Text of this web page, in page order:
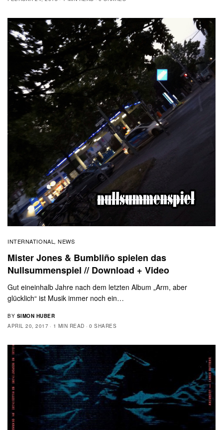
INTERNATIONAL ,NEWS
Mister Jones & Bumbliño spielen das
Nullsummenspiel // Download + Video
Gut eineinhalb Jahre nach dem letzten Album „Arm, aber
glücklich“ ist Musik immer noch ein…
BY SIMON HUBER
APRIL 20, 2017
1 MIN READ 0 SHARES